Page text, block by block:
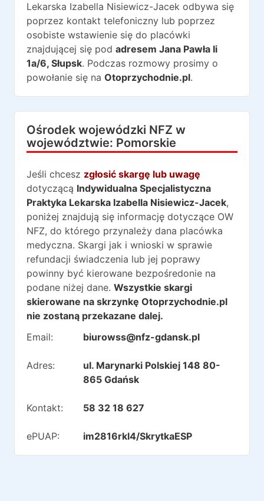
Lekarska Izabella Nisiewicz-Jacek odbywa się
poprzez kontakt telefoniczny lub poprzez
osobiste wstawienie się do placówki
znajdującej się pod adresem Jana Pawła Ii
1a/6, Słupsk. Podczas rozmowy prosimy o
powołanie się na Otoprzychodnie.pl.
Ośrodek wojewódzki NFZ w
województwie: Pomorskie
Jeśli chcesz zgłosić skargę lub uwagę
dotyczącą Indywidualna Specjalistyczna
Praktyka Lekarska Izabella Nisiewicz-Jacek,
poniżej znajdują się informację dotyczące OW
NFZ, do którego przynależy dana placówka
medyczna. Skargi jak i wnioski w sprawie
refundacji świadczenia lub jej poprawy
powinny być kierowane bezpośredonie na
podane niżej dane. Wszystkie skargi
skierowane na skrzynkę Otoprzychodnie.pl
nie zostaną przekazane dalej.
Email:
biurowss@nfz-gdansk.pl
Adres:
ul. Marynarki Polskiej 148 80-
865 Gdańsk
Kontakt: 58 32 18 627
ePUAP: im2816rkl4/SkrytkaESP